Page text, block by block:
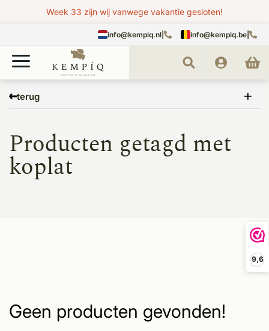
9,6
Week 33 zijn wij vanwege vakantie gesloten!
info@kempiq.nl info@kempiq.be
terug
koplat
Producten getagd met
koplat
Geen producten gevonden!